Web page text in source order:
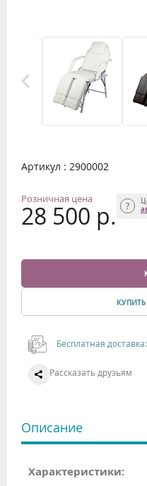
Артикул : 2900002
Розничная цена
28 500 р.
Бесплатная доставка:
Рассказать друзьям
Описание
Характеристики: